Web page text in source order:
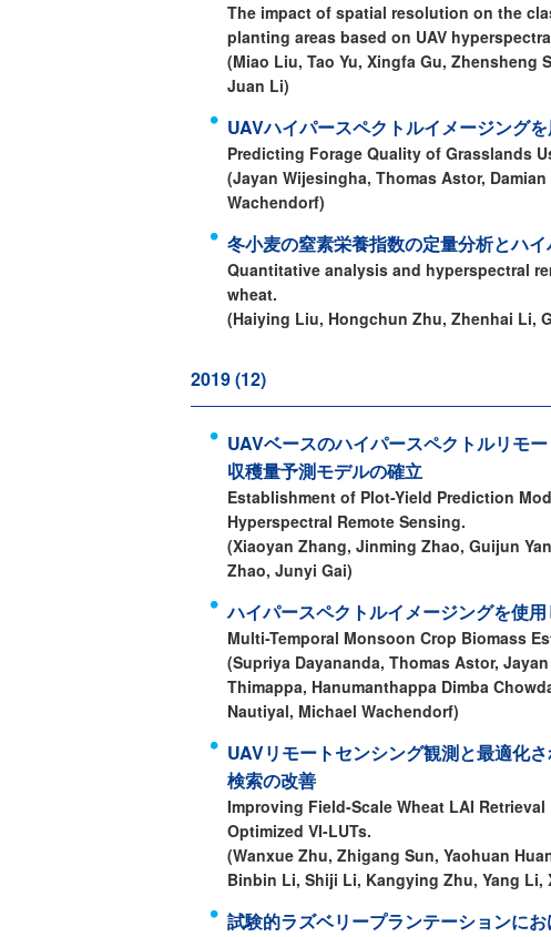
The impact of spatial resolution on the
planting areas based on UAV
(Miao Liu, Tao Yu, Xingfa Gu, Zhensheng
Juan Li)
UAVハイパースペクトルイメージング
Predicting Forage Quality of Grasslands
(Jayan Wijesingha, Thomas Astor,
Wachendorf)
冬小麦の窒素栄養指数の定量分析とハ
Quantitative analysis and hyperspectral
wheat.
(Haiying Liu, Hongchun Zhu, Zhenhai Li,
2019 (12)
UAVベースのハイパースペクトルリモ
収穫量予測モデルの確立
Establishment of Plot-Yield Prediction
Hyperspectral Remote Sensing.
(Xiaoyan Zhang, Jinming Zhao, Guijun
Zhao, Junyi Gai)
ハイパースペクトルイメージングを使
Multi-Temporal Monsoon Crop Biomass
(Supriya Dayananda, Thomas Astor,
Thimappa, Hanumanthappa Dimba
Nautiyal, Michael Wachendorf)
UAVリモートセンシング観測と最適化
検索の改善
Improving Field-Scale Wheat LAI
Optimized VI-LUTs.
(Wanxue Zhu, Zhigang Sun, Yaohuan
Binbin Li, Shiji Li, Kangying Zhu, Yang Li,
試験的ラズベリープランテーションに